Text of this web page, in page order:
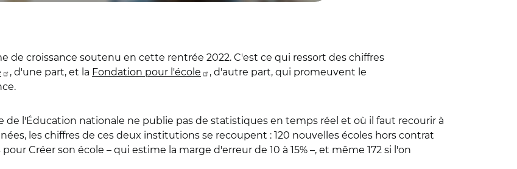
croissance soutenu en cette rentrée 2022. C'est ce qui ressort des chiffres
, d'une part, et la Fondation pour l'école
, d'autre part, qui promeuvent le
de l'Éducation nationale ne publie pas de statistiques en temps réel et où il faut recourir à
les chiffres de ces deux institutions se recoupent : 120 nouvelles écoles hors contrat
Créer son école – qui estime la marge d'erreur de 10 à 15% –, et même 172 si l'on